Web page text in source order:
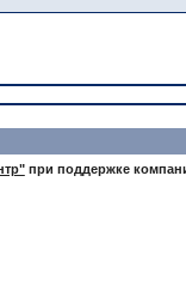
при поддержке